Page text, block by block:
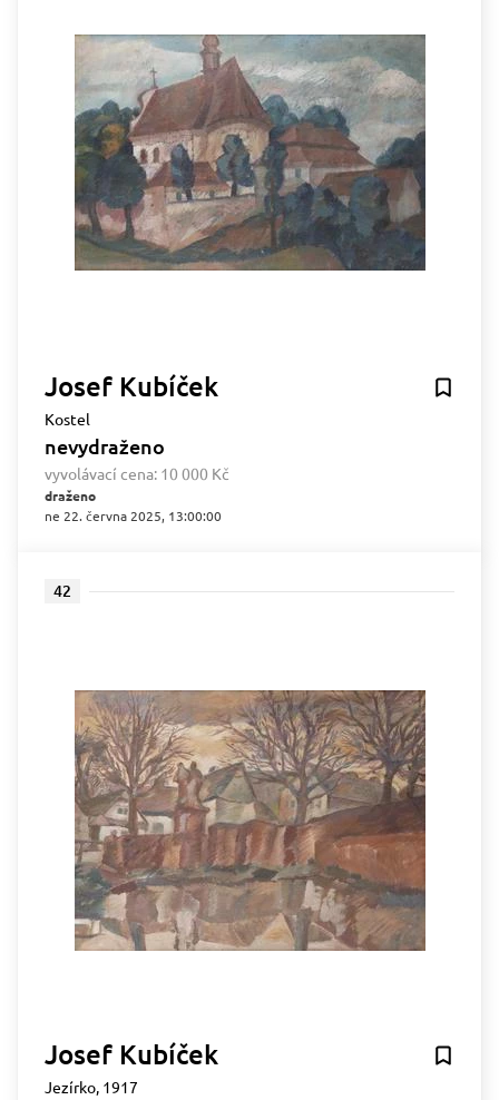
Josef Kubíček
Kostel
nevydraženo
vyvolávací cena: 10 000 Kč
draženo
ne 22. června 2025, 13:00:00
42
Josef Kubíček
Jezírko, 1917